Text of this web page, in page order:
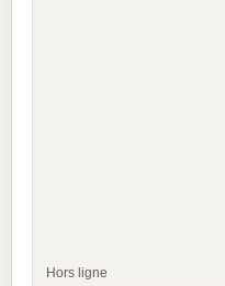
Hors ligne